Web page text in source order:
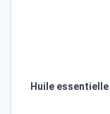
Huile essentielle